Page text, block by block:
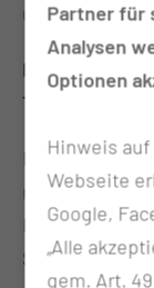
und zu
Idealerweise
natürlichen
Nase
Schnarchens
Partner für
Analysen
Optionen
Hinweis
Webseite
Google,
„Alle
gem. Art. 49